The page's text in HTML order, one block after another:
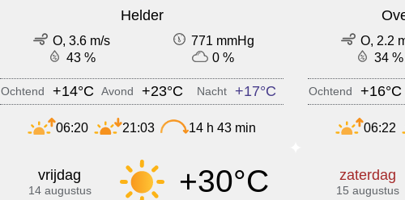
Helder
O, 3.6 m/s
771 mmHg
43 %
0 %
Ochtend +14°C Avond +23°C Nacht +17°C
06:20 21:03 14 h 43 min
O, 2.2
34 %
Ochtend +16°C
06:22
vrijdag
14 augustus +30°C zaterdag
15 augustus